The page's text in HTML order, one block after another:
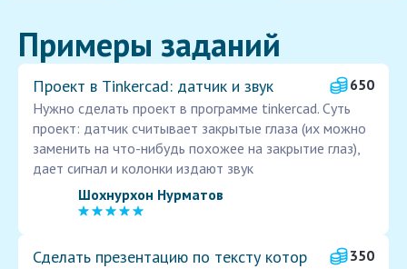
Примеры заданий
Проект в Tinkercad: датчик и звук
650
Нужно сделать проект в программе tinkercad. Суть
проект: датчик считывает закрытые глаза (их можно
заменить на что-нибудь похожее на закрытие глаз),
дает сигнал и колонки издают звук
Шохнурхон Нурматов
Сделать презентацию по тексту котор
350